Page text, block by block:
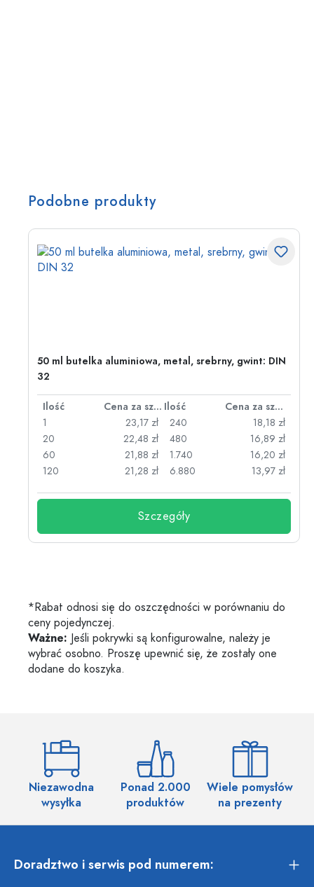
Podobne produkty
50 ml butelka aluminiowa, metal, srebrny, gwint: DIN
32
Ilość Cena za sztukę Ilość
Cena za sztukę
1
23,17 zł
20
22,48 zł
60
21,88 zł
120
21,28 zł
240
18,18 zł
480
16,89 zł
1.740
16,20 zł
6.880
13,97 zł
Szczegóły
*Rabat odnosi się do oszczędności w porównaniu do
ceny pojedynczej.
Ważne: Jeśli pokrywki są konfigurowalne, należy je
wybrać osobno. Proszę upewnić się, że zostały one
dodane do koszyka.
Niezawodna
wysyłka
Ponad 2.000
produktów
Wiele pomysłów
na prezenty
Doradztwo i serwis pod numerem: